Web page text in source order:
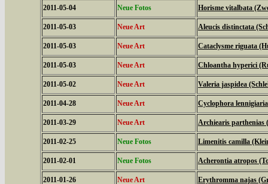
2011-05-04 Neue Fotos Horisme vitalbata
2011-05-03 Neue Art Aleucis distinctata
2011-05-03 Neue Art Cataclysme riguata
2011-05-03 Neue Art Chloantha hyperici
2011-05-02 Neue Art Valeria jaspidea
2011-04-28 Neue Art Cyclophora
2011-03-29 Neue Art Archiearis
2011-02-25 Neue Fotos Limenitis camilla
2011-02-01 Neue Fotos Acherontia atropos
2011-01-26 Neue Art Erythromma najas